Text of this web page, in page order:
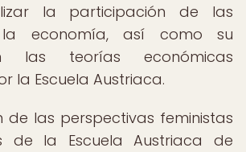
la participación de las
economía, así como su
las teorías económicas
la Escuela Austriaca.
de las perspectivas feministas
de la Escuela Austriaca de